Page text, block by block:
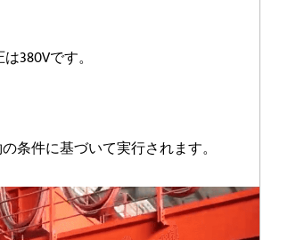
380Vです。
条件に基づいて実行されます。